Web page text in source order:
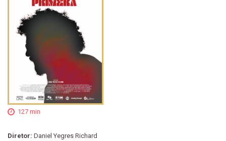
127 min
Diretor: Daniel Yegres Richard